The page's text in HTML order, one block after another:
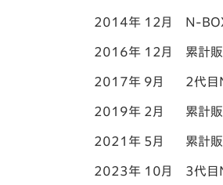
2014年 12月 N-
2016年 12月 累計
2017年 9月 2代目
2019年 2月 累計
2021年 5月 累計
2023年 10月 3代目